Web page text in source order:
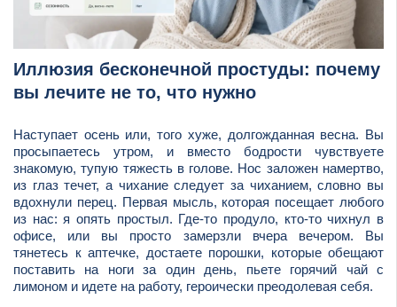
Иллюзия бесконечной простуды: почему
вы лечите не то, что нужно
Наступает осень или, того хуже, долгожданная весна. Вы
просыпаетесь утром, и вместо бодрости чувствуете
знакомую, тупую тяжесть в голове. Нос заложен намертво,
из глаз течет, а чихание следует за чиханием, словно вы
вдохнули перец. Первая мысль, которая посещает любого
из нас: я опять простыл. Где-то продуло, кто-то чихнул в
офисе, или вы просто замерзли вчера вечером. Вы
тянетесь к аптечке, достаете порошки, которые обещают
поставить на ноги за один день, пьете горячий чай с
лимоном и идете на работу, героически преодолевая себя.